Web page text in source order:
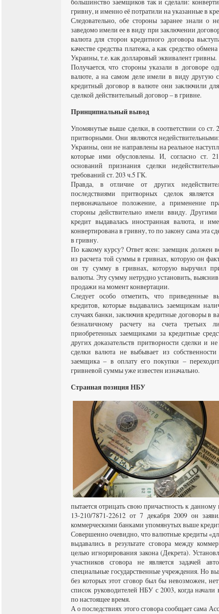
гривну, и именно её потратили на указанные в
Следовательно, обе стороны заранее знали о
заведомо имели ее в виду при заключении
валюта для сторон кредитного договора
качестве средства платежа, а как средство
Украины, т.е. как долларовый эквивалент гривны.
Получается, что стороны указали в договоре
валюте, а на самом деле имели в виду другую
кредитный договор в валюте они заключили
сделкой действительный договор – в гривне.
Принципиальный вывод
Упомянутые выше сделки, в соответствии со
притворными. Они являются
Украины, они не направлены на реальное
которые ими обусловлены. И, согласно ст.
оснований признания сделки
требований ст. 203 ч.5 ГК.
Правда, в отличие от других
последствиями притворных сделок
первоначальное положение, а применение
стороны действительно имели ввиду.
кредит выдавалась иностранная валюта, и
конвертирована в гривну, то по закону сама эта
в гривну.
По какому курсу? Ответ ясен: заемщик должен
из расчета той суммы в гривнах, которую он
он ту сумму в гривнах, которую выручил
валюты. Эту сумму нетрудно установить,
продажи на момент конвертации.
Следует особо отметить, что приведенные
кредитов, которые выдавались заемщикам
случаях банки, заключив кредитные договоры в
безналичному расчету на счета третьих
приобретенных заемщиками за кредитные
других доказательств притворности сделки и не
сделки валюта не выбывает из
заемщика – в оплату его покупки –
гривневой суммы уже известен изначально.
Странная позиция НБУ
пытается отрицать свою причастность к
13-210/7871-22612 от 7 декабря 2009 он
коммерческими банками упомянутых выше
Совершенно очевидно, что валютные кредиты
выдавались в результате сговора между
целью игнорирования закона (Декрета).
участников сговора не является задачей
специальные государственные учреждения. Но
без которых этот сговор был бы невозможен,
список руководителей НБУ с 2003, когда
по настоящее время.
А о последствиях этого сговора сообщает сама